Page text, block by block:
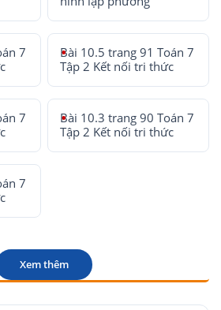
7
Bài 10.5 trang 91 Toán 7
Tập 2 Kết nối tri thức
7
Bài 10.3 trang 90 Toán 7
Tập 2 Kết nối tri thức
7
Xem thêm